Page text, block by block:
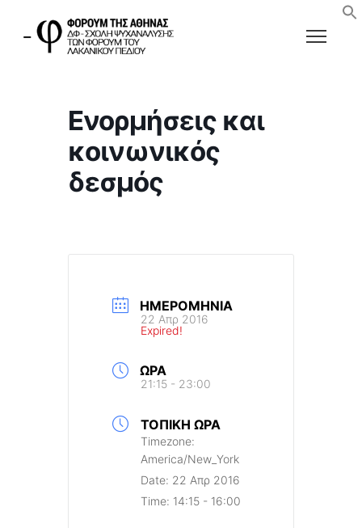
Ενορμήσεις και
κοινωνικός
δεσμός
ΗΜΕΡΟΜΗΝΊΑ
22 Απρ 2016
Expired!
ΏΡΑ
21:15 - 23:00
ΤΟΠΙΚΉ ΏΡΑ
Timezone:
America/New_York
Date: 22 Απρ 2016
Time: 14:15 - 16:00